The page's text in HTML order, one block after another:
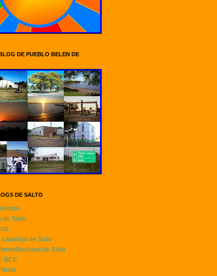
DE PUEBLO BELEN DE
DE SALTO
de Salto
Lavalleja de Salto
de Salto
BCP
Norte